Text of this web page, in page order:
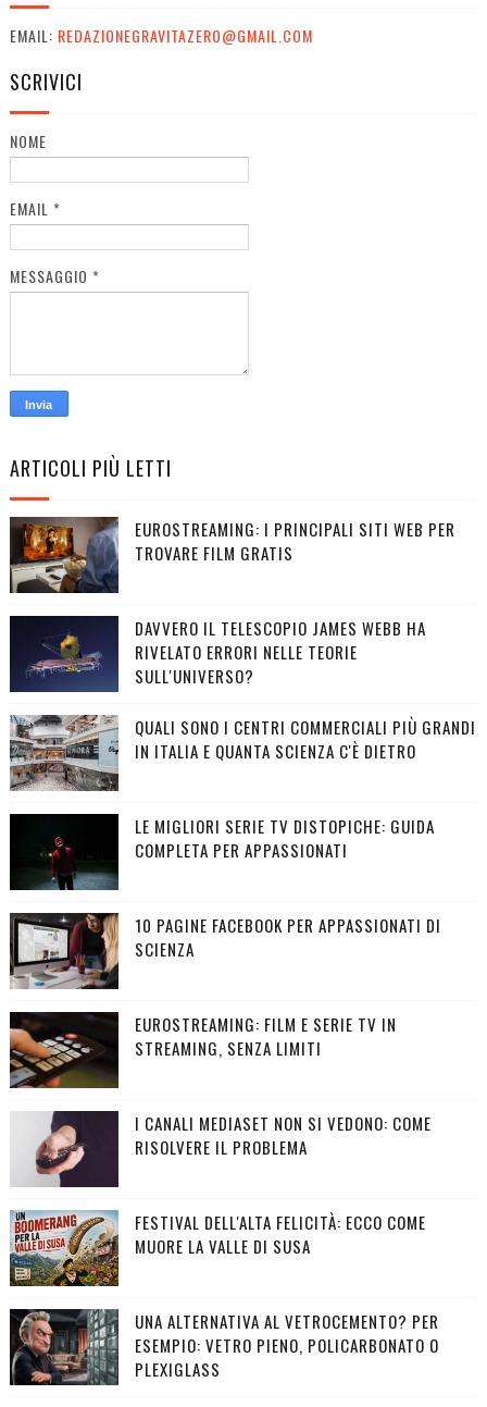
EMAIL: REDAZIONEGRAVITAZERO@GMAIL.COM
SCRIVICI
NOME
EMAIL *
MESSAGGIO *
ARTICOLI PIÙ LETTI
EUROSTREAMING: I PRINCIPALI SITI WEB PER
TROVARE FILM GRATIS
DAVVERO IL TELESCOPIO JAMES WEBB HA
RIVELATO ERRORI NELLE TEORIE
SULL'UNIVERSO?
QUALI SONO I CENTRI COMMERCIALI PIÙ GRANDI
IN ITALIA E QUANTA SCIENZA C'È DIETRO
LE MIGLIORI SERIE TV DISTOPICHE: GUIDA
COMPLETA PER APPASSIONATI
10 PAGINE FACEBOOK PER APPASSIONATI DI
SCIENZA
EUROSTREAMING: FILM E SERIE TV IN
STREAMING, SENZA LIMITI
I CANALI MEDIASET NON SI VEDONO: COME
RISOLVERE IL PROBLEMA
FESTIVAL DELL'ALTA FELICITÀ: ECCO COME
MUORE LA VALLE DI SUSA
UNA ALTERNATIVA AL VETROCEMENTO? PER
ESEMPIO: VETRO PIENO, POLICARBONATO O
PLEXIGLASS